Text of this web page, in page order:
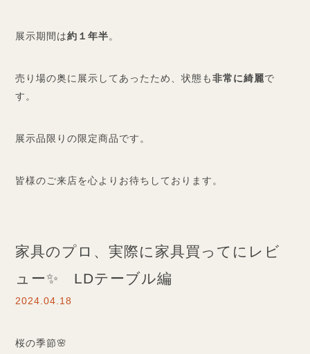
展示期間は約１年半。
売り場の奥に展示してあったため、状態も非常に綺麗で
す。
展示品限りの限定商品です。
皆様のご来店を心よりお待ちしております。
家具のプロ、実際に家具買ってにレビ
ュー✨ LDテーブル編
2024.04.18
桜の季節🌸